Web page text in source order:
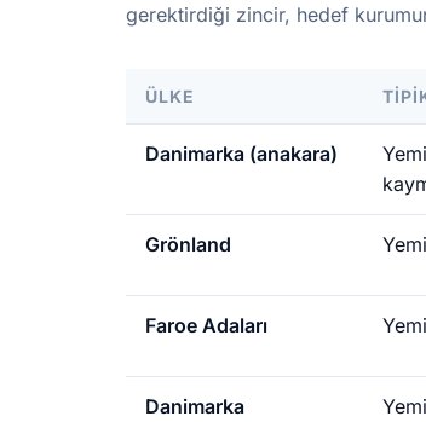
gerektirdiği zincir, hedef
ÜLKE
Danimarka (anakara)
Grönland
Faroe Adaları
Danimarka